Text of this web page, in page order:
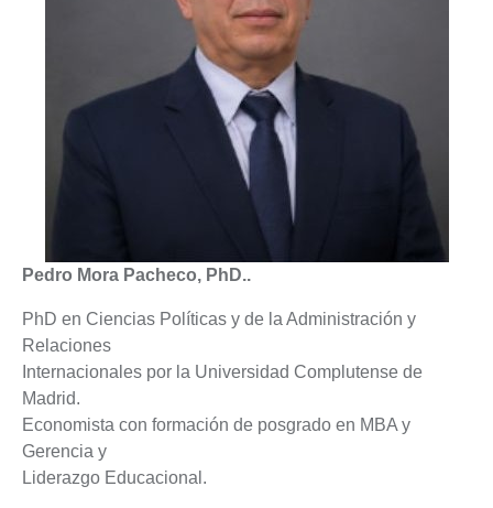
Pedro Mora Pacheco, PhD..
PhD en Ciencias Políticas y de la Administración y
Relaciones
Internacionales por la Universidad Complutense de
Madrid.
Economista con formación de posgrado en MBA y
Gerencia y
Liderazgo Educacional.